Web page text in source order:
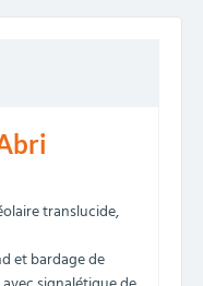
translucide,
et bardage de